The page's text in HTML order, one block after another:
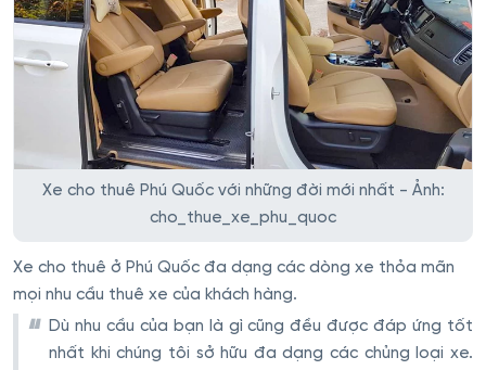
Xe cho thuê Phú Quốc với những đời mới nhất - Ảnh:
cho_thue_xe_phu_quoc
Xe cho thuê ở Phú Quốc đa dạng các dòng xe thỏa mãn
mọi nhu cầu thuê xe của khách hàng.
Dù nhu cầu của bạn là gì cũng đều được đáp ứng tốt
nhất khi chúng tôi sở hữu đa dạng các chủng loại xe.